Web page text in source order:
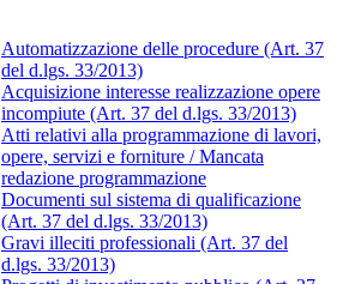
Automatizzazione delle procedure (Art. 37
del d.lgs. 33/2013)
Acquisizione interesse realizzazione opere
incompiute (Art. 37 del d.lgs. 33/2013)
Atti relativi alla programmazione di lavori,
opere, servizi e forniture / Mancata
redazione programmazione
Documenti sul sistema di qualificazione
(Art. 37 del d.lgs. 33/2013)
Gravi illeciti professionali (Art. 37 del
d.lgs. 33/2013)